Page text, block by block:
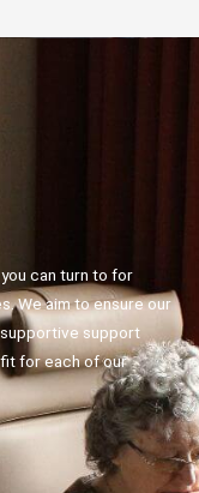
can turn to for
We aim to ensure our
support
for each of our